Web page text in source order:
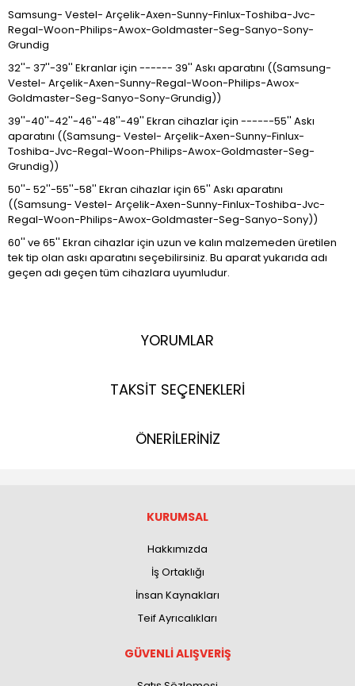
Samsung- Vestel- Arçelik-Axen-Sunny-Finlux-Toshiba-Jvc-
Regal-Woon-Philips-Awox-Goldmaster-Seg-Sanyo-Sony-
Grundig
32''- 37''-39'' Ekranlar için ------ 39'' Askı aparatını ((Samsung-
Vestel- Arçelik-Axen-Sunny-Regal-Woon-Philips-Awox-
Goldmaster-Seg-Sanyo-Sony-Grundig))
39''-40''-42''-46''-48''-49'' Ekran cihazlar için ------55'' Askı
aparatını ((Samsung- Vestel- Arçelik-Axen-Sunny-Finlux-
Toshiba-Jvc-Regal-Woon-Philips-Awox-Goldmaster-Seg-
Grundig))
50''- 52''-55''-58'' Ekran cihazlar için 65'' Askı aparatını
((Samsung- Vestel- Arçelik-Axen-Sunny-Finlux-Toshiba-Jvc-
Regal-Woon-Philips-Awox-Goldmaster-Seg-Sanyo-Sony))
60'' ve 65'' Ekran cihazlar için uzun ve kalın malzemeden üretilen
tek tip olan askı aparatını seçebilirsiniz. Bu aparat yukarıda adı
geçen adı geçen tüm cihazlara uyumludur.
YORUMLAR
TAKSİT SEÇENEKLERİ
ÖNERİLERİNİZ
KURUMSAL
Hakkımızda
İş Ortaklığı
İnsan Kaynakları
Teif Ayrıcalıkları
GÜVENLİ ALIŞVERİŞ